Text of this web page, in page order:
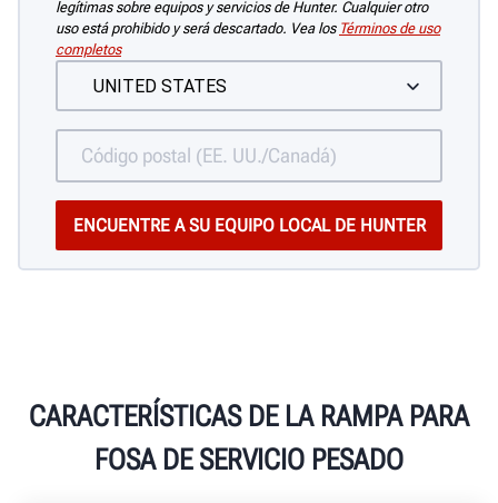
legítimas sobre equipos y servicios de Hunter. Cualquier otro
uso está prohibido y será descartado. Vea los Términos de uso
completos
CARACTERÍSTICAS DE LA RAMPA PARA
FOSA DE SERVICIO PESADO